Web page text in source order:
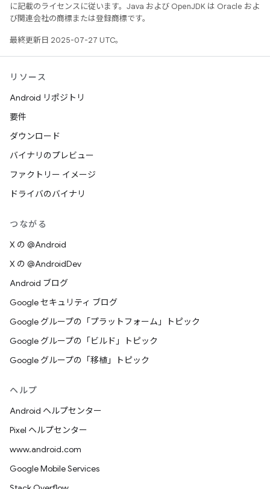
に記載のライセンスに従います。Java および OpenJDK は Oracle およ
び関連会社の商標または登録商標です。
最終更新日 2025-07-27 UTC。
リソース
Android リポジトリ
要件
ダウンロード
バイナリのプレビュー
ファクトリー イメージ
ドライバのバイナリ
つながる
X の @Android
X の @AndroidDev
Android ブログ
Google セキュリティ ブログ
Google グループの「プラットフォーム」トピック
Google グループの「ビルド」トピック
Google グループの「移植」トピック
ヘルプ
Android ヘルプセンター
Pixel ヘルプセンター
www.android.com
Google Mobile Services